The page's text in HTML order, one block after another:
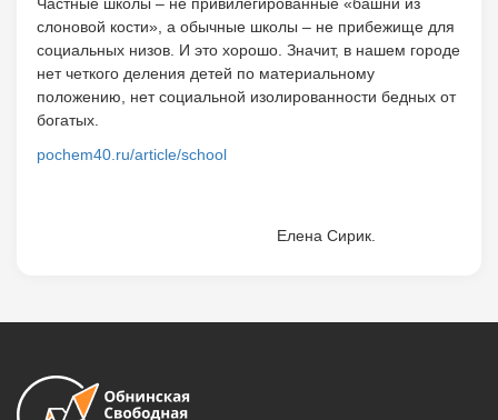
слоновой кости», а обычные школы – не прибежище для
социальных низов. И это хорошо. Значит, в нашем городе
нет четкого деления детей по материальному
положению, нет социальной изолированности бедных от
богатых.
pochem40.ru/article/school
Елена Сирик.